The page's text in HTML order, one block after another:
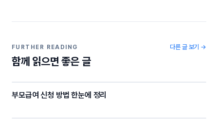
b
o
k
a
Li
FURTHER READING
함께 읽으면 좋은 글
다른 글 보기 →
부모급여 신청 방법 한눈에 정리